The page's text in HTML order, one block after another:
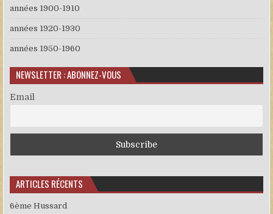
années 1900-1910
années 1920-1930
années 1950-1960
NEWSLETTER : ABONNEZ-VOUS
Email
ARTICLES RÉCENTS
6ème Hussard